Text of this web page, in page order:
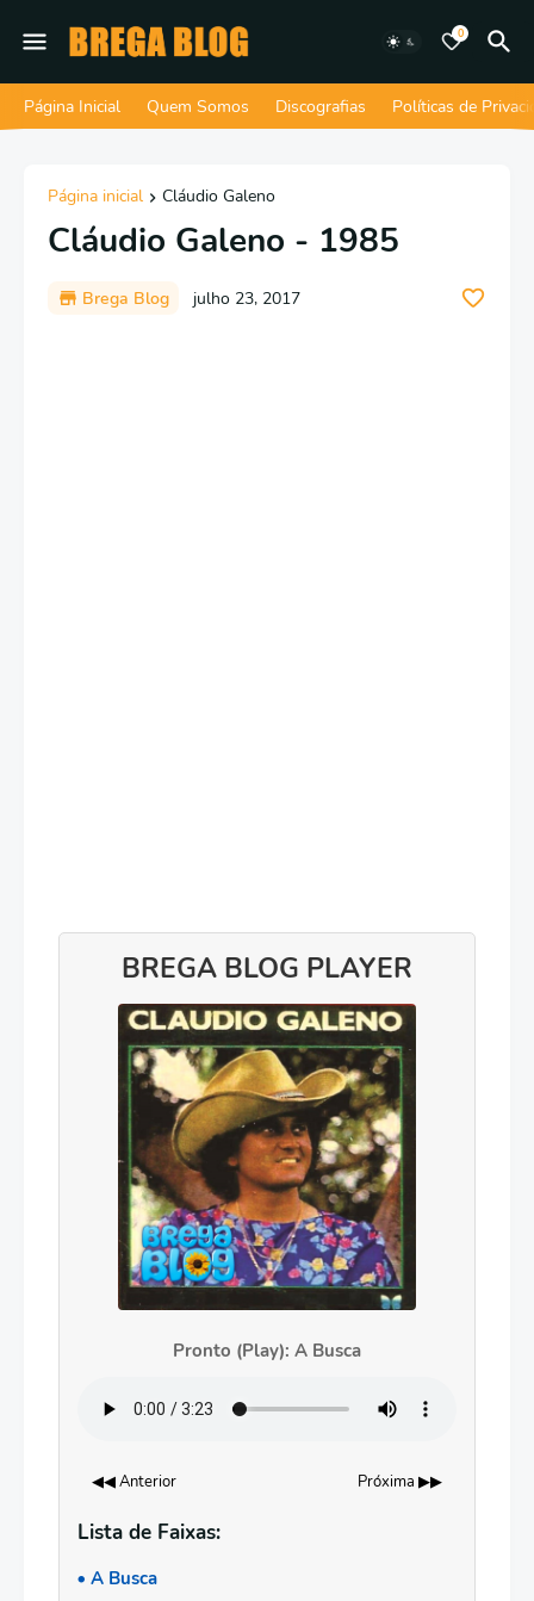
0
Página Inicial Quem Somos Discografias Políticas de
Página inicial Cláudio Galeno
Cláudio Galeno - 1985
Brega Blog julho 23, 2017
BREGA BLOG PLAYER
Pronto (Play): A Busca
◀◀ Anterior Próxima ▶▶
Lista de Faixas:
A Busca